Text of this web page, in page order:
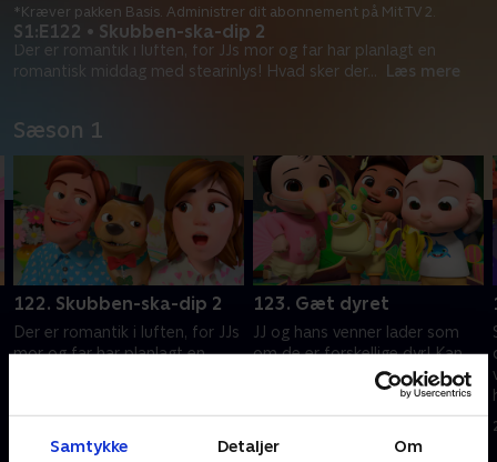
Samtykke Detaljer Om
S1:E122 • Skubben-ska-dip 2
Der er romantik i luften, for JJs mor og far har planlagt en
romantisk middag med stearinlys! Hvad sker der... Læs mere
*Kræver pakken Basis. Administrer dit abonnement på Mit TV 2.
Sæson 1
122. Skubben-ska-dip 2
Der er romantik i luften, for JJs
mor og far har planlagt en
deres særlige date?
123. Gæt dyret
JJ og hans venner lader som
om de er forskellige dyr! Kan
du gætte hvilke dyr de er?